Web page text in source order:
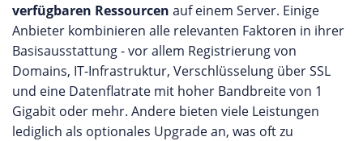
verfügbaren Ressourcen auf einem Server. Einige
Anbieter kombinieren alle relevanten Faktoren in ihrer
Basisausstattung - vor allem Registrierung von
Domains, IT-Infrastruktur, Verschlüsselung über SSL
und eine Datenflatrate mit hoher Bandbreite von 1
Gigabit oder mehr. Andere bieten viele Leistungen
lediglich als optionales Upgrade an, was oft zu